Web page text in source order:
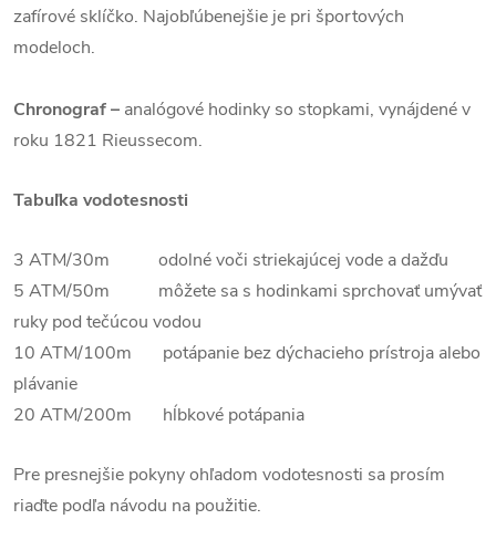
zafírové sklíčko. Najobľúbenejšie je pri športových
modeloch.
Chronograf – analógové hodinky so stopkami, vynájdené v
roku 1821 Rieussecom.
Tabuľka vodotesnosti
3 ATM/30m odolné voči striekajúcej vode a dažďu
5 ATM/50m môžete sa s hodinkami sprchovať umývať
ruky pod tečúcou vodou
10 ATM/100m potápanie bez dýchacieho prístroja alebo
plávanie
20 ATM/200m hĺbkové potápania
Pre presnejšie pokyny ohľadom vodotesnosti sa prosím
riaďte podľa návodu na použitie.